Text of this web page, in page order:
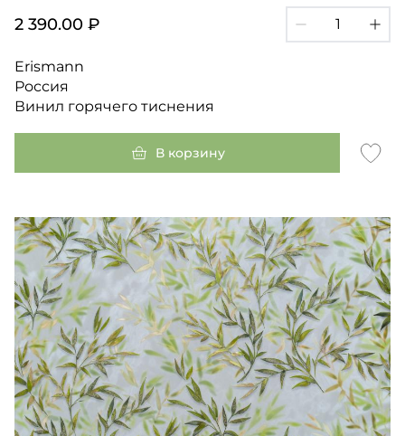
2 390.00 ₽
Erismann
Россия
Винил горячего тиснения
В корзину